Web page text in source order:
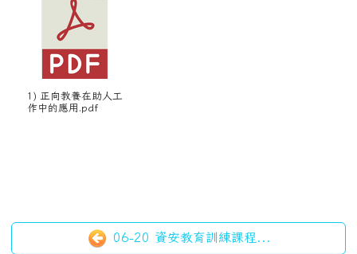
1) 正向教養在助人工
作中的應用.pdf
06-20 資安教育訓練課程...